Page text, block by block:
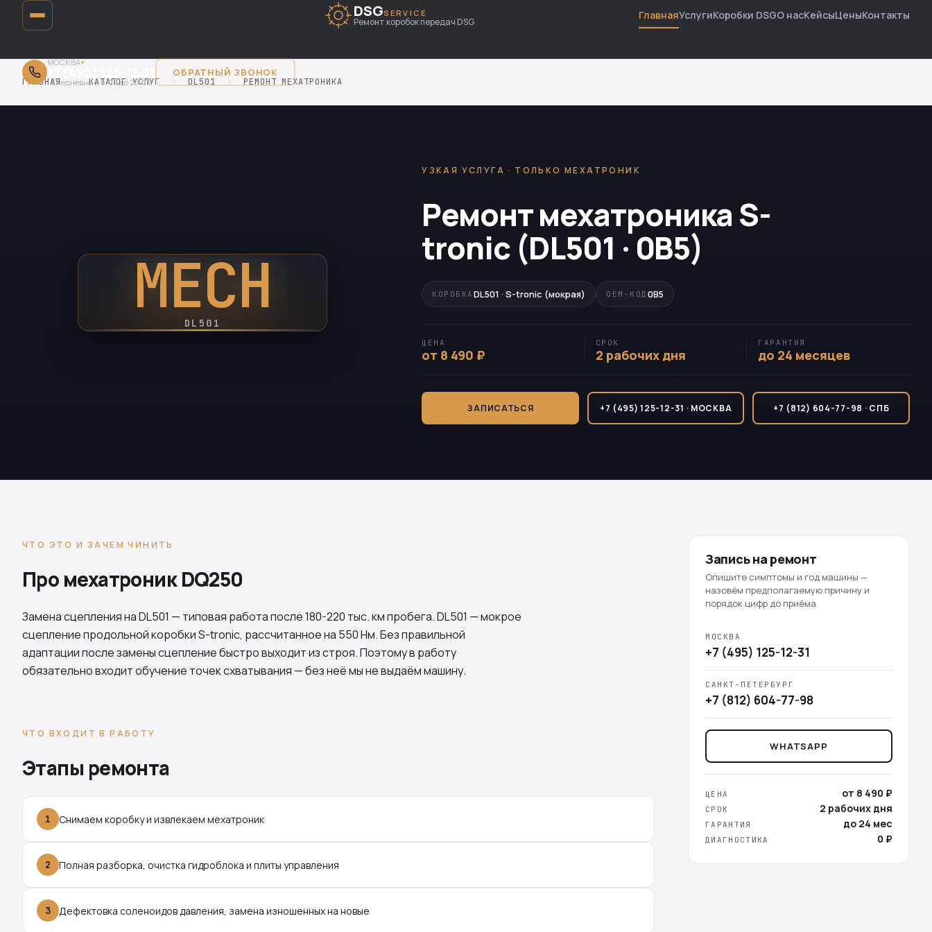
DSGSERVICE
Ремонт коробок передач DSG
ГлавнаяУслугиКоробки DSGО насКейсыЦеныКонтакты
МОСКВА▾
Ежедневно с 9:00 до 20:00
ОБРАТНЫЙ ЗВОНОК
ГЛАВНАЯ › КАТАЛОГ УСЛУГ DL501 РЕМОНТ МЕХАТРОНИКА
MECH
DL501
УЗКАЯ УСЛУГА · ТОЛЬКО МЕХАТРОНИК
Ремонт мехатроника S-
tronic (DL501 · 0B5)
КОРОБКА DL501 · S-tronic (мокрая) OEM-КОД 0B5
ЦЕНА
от 8 490 ₽
СРОК
2 рабочих дня
ГАРАНТИЯ
до 24 месяцев
ЗАПИСАТЬСЯ +7 (495) 125-12-31 · МОСКВА +7 (812) 604-77-98 · СПБ
ЧТО ЭТО И ЗАЧЕМ ЧИНИТЬ
Про мехатроник DQ250
Замена сцепления наDL501 — типовая работа после 180-220 тыс. км пробега.DL501 — мокрое
сцепление продольной коробки S-tronic, рассчитанное на 550 Нм. Без правильной
адаптации после замены сцепление быстро выходит из строя. Поэтому в работу
обязательно входит обучение точек схватывания — без неё мы не выдаём машину.
ЧТО ВХОДИТ В РАБОТУ
Этапы ремонта
1 Снимаем коробку и извлекаем мехатроник
2 Полная разборка, очистка гидроблока и плиты управления
3 Дефектовка соленоидов давления, замена изношенных на новые
Запись на ремонт
Опишите симптомы и год машины —
назовём предполагаемую причину и
порядок цифр до приёма.
МОСКВА
+7 (495) 125-12-31
САНКТ-ПЕТЕРБУРГ
+7 (812) 604-77-98
WHATSAPP
ЦЕНА от 8 490 ₽
СРОК 2 рабочих дня
ГАРАНТИЯ до 24 мес
ДИАГНОСТИКА 0 ₽